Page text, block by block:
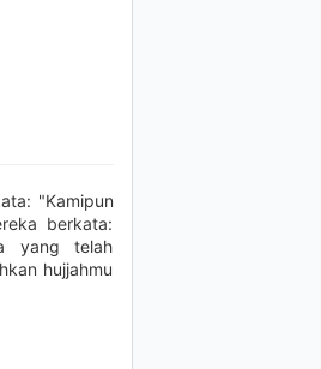
"Kamipun
berkata:
yang telah
hujjahmu